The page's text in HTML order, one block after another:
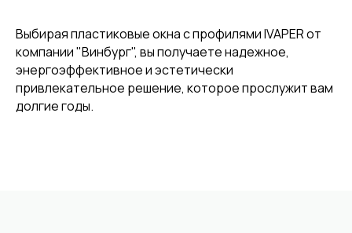
Выбирая пластиковые окна с профилями IVAPER от
компании "Винбург", вы получаете надежное,
энергоэффективное и эстетически
привлекательное решение, которое прослужит вам
долгие годы.